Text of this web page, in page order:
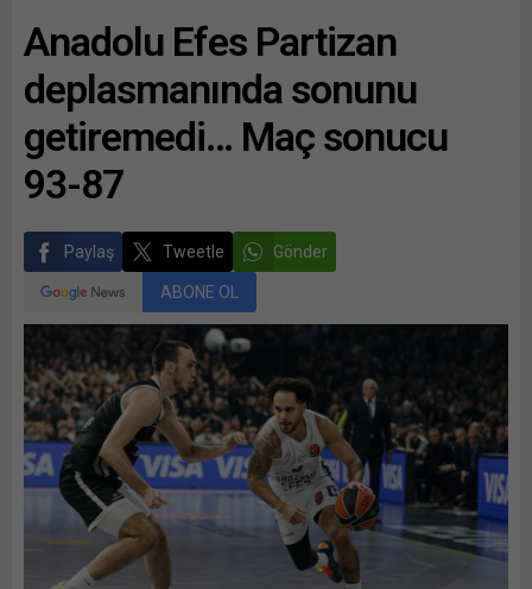
Anadolu Efes Partizan
deplasmanında sonunu
getiremedi… Maç sonucu
93-87
Paylaş Tweetle Gönder
ABONE OL